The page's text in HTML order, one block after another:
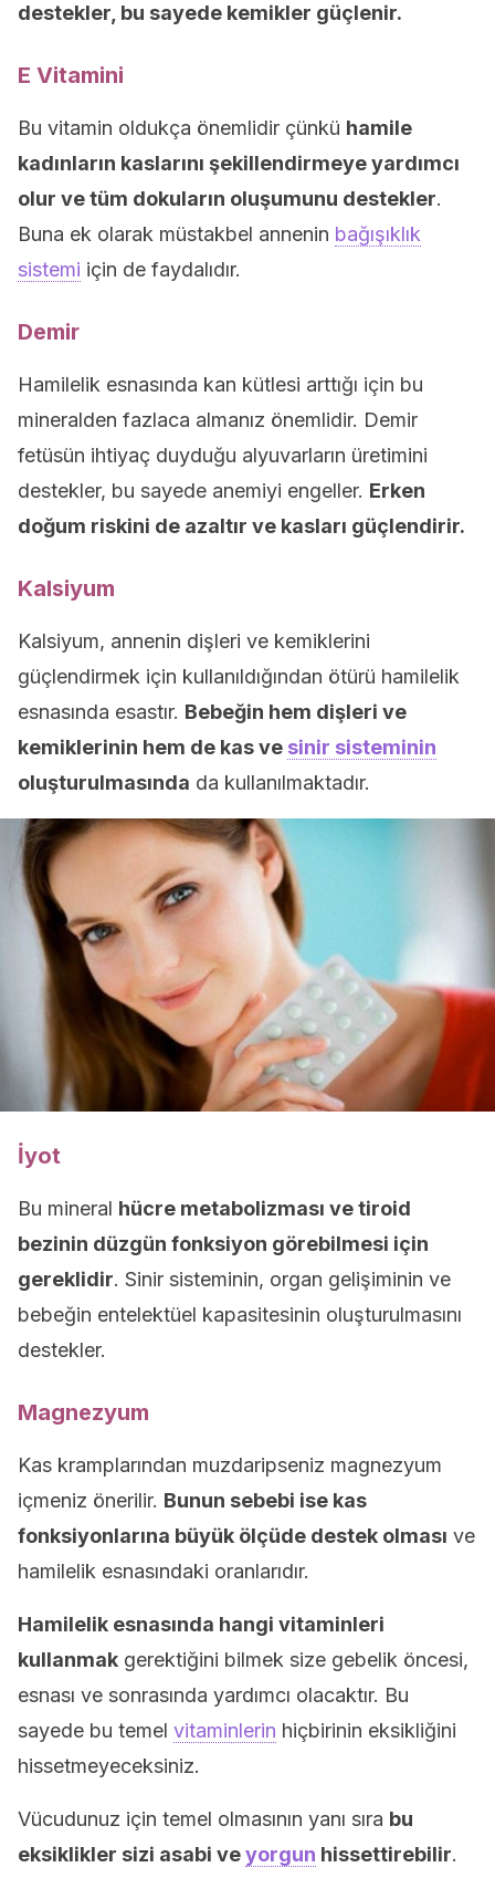
destekler, bu sayede kemikler güçlenir.
E Vitamini
Bu vitamin oldukça önemlidir çünkü hamile
kadınların kaslarını şekillendirmeye yardımcı
olur ve tüm dokuların oluşumunu destekler.
Buna ek olarak müstakbel annenin bağışıklık
sistemi için de faydalıdır.
Demir
Hamilelik esnasında kan kütlesi arttığı için bu
mineralden fazlaca almanız önemlidir. Demir
fetüsün ihtiyaç duyduğu alyuvarların üretimini
destekler, bu sayede anemiyi engeller. Erken
doğum riskini de azaltır ve kasları güçlendirir.
Kalsiyum
Kalsiyum, annenin dişleri ve kemiklerini
güçlendirmek için kullanıldığından ötürü hamilelik
esnasında esastır. Bebeğin hem dişleri ve
kemiklerinin hem de kas ve sinir sisteminin
oluşturulmasında da kullanılmaktadır.
İyot
Bu mineral hücre metabolizması ve tiroid
bezinin düzgün fonksiyon görebilmesi için
gereklidir. Sinir sisteminin, organ gelişiminin ve
bebeğin entelektüel kapasitesinin oluşturulmasını
destekler.
Magnezyum
Kas kramplarından muzdaripseniz magnezyum
içmeniz önerilir. Bunun sebebi ise kas
fonksiyonlarına büyük ölçüde destek olması ve
hamilelik esnasındaki oranlarıdır.
Hamilelik esnasında hangi vitaminleri
kullanmak gerektiğini bilmek size gebelik öncesi,
esnası ve sonrasında yardımcı olacaktır. Bu
sayede bu temel vitaminlerin hiçbirinin eksikliğini
hissetmeyeceksiniz.
Vücudunuz için temel olmasının yanı sıra bu
eksiklikler sizi asabi veyorgun hissettirebilir.